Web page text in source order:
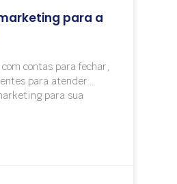
para a
contas para fechar,
para atender…
para sua